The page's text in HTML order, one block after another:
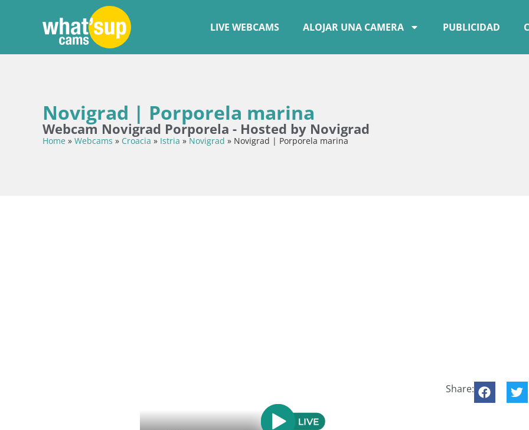
LIVE WEBCAMS ALOJAR UNA CAMERA PUBLICIDAD
Novigrad | Porporela marina
Webcam Novigrad Porporela - Hosted by Novigrad
Home » Webcams » Croacia » Istria »Novigrad » Novigrad | Porporela marina
Share: